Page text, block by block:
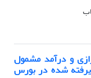
و درآمد مشمول
شده در بورس